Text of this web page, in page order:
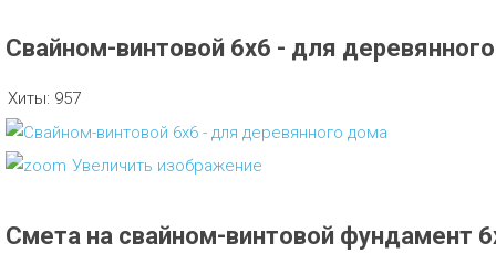
Свайном-винтовой 6х6 - для
Хиты: 957
Увеличить изображение
Смета на свайном-винтовой фундамент